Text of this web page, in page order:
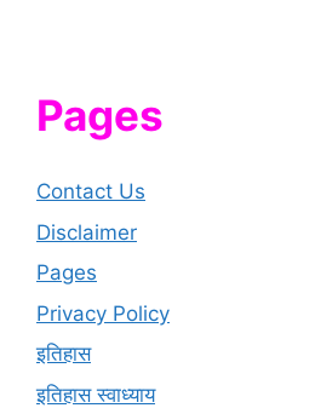
Pages
Contact Us
Disclaimer
Pages
Privacy Policy
इतिहास
इतिहास स्वाध्याय